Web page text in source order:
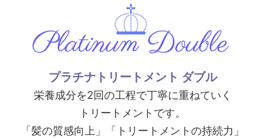
プラチナトリートメント ダブル
栄養成分を2回の工程で丁寧に重ねていく
トリートメントです。
「髪の質感向上」「トリートメントの持続力」